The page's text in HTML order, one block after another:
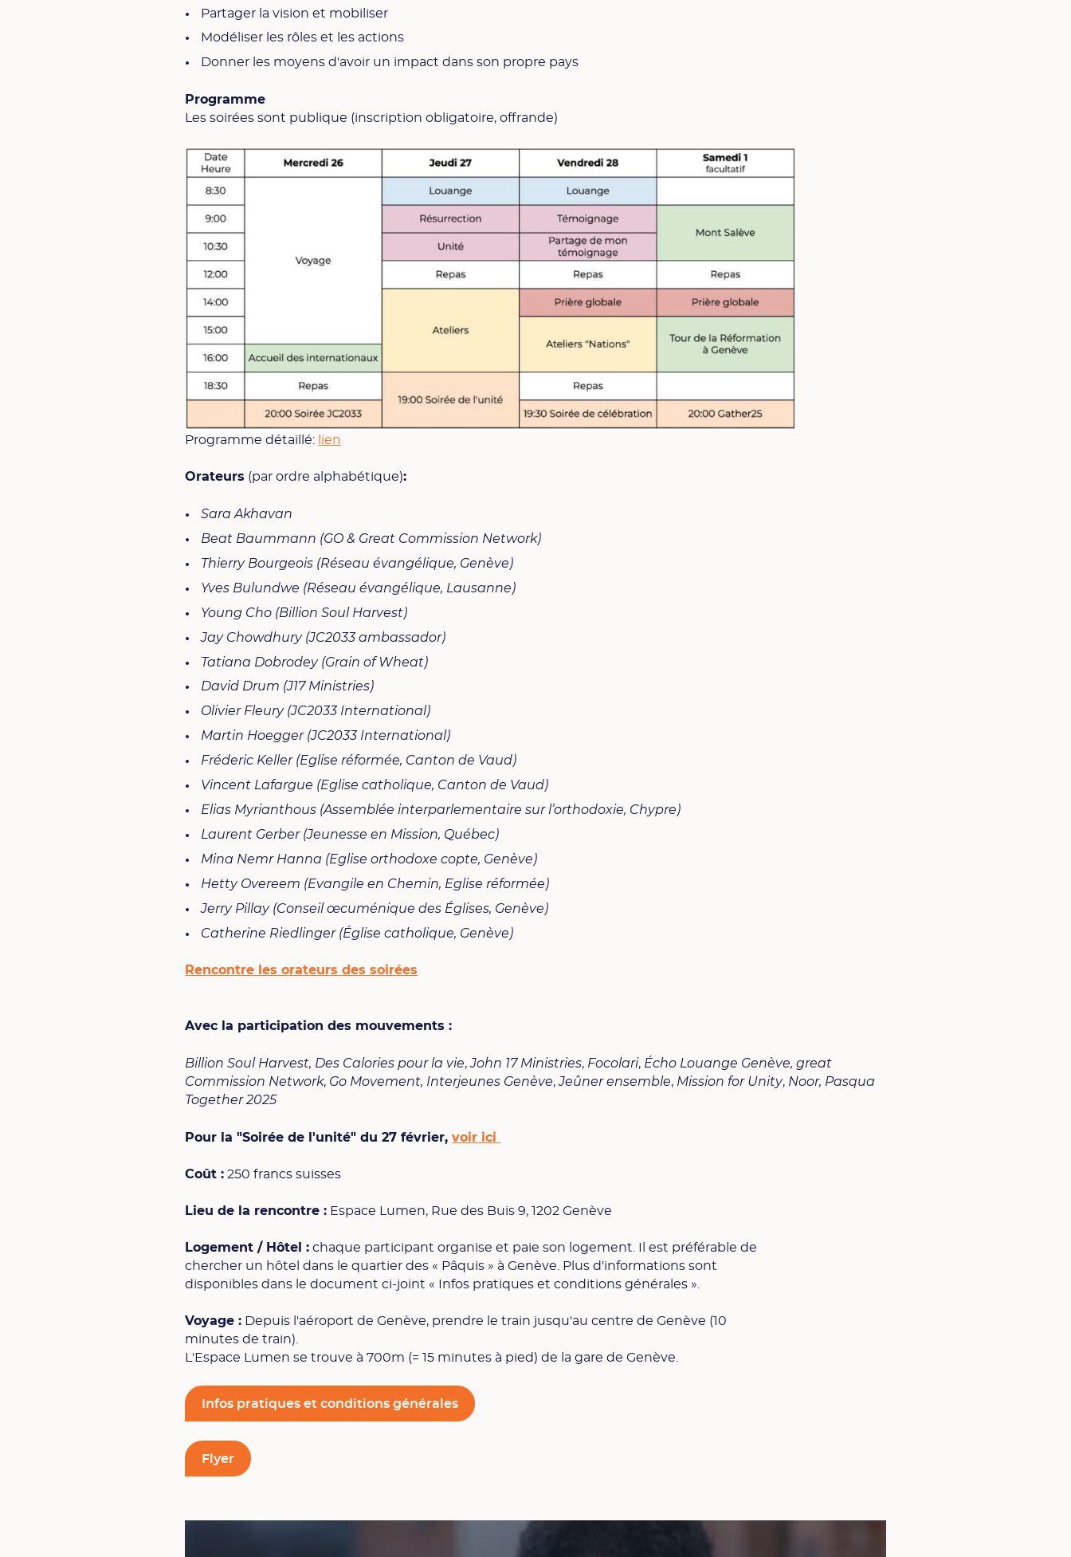
Partager la vision et mobiliser
Modéliser les rôles et les actions
Donner les moyens d'avoir un impact dans son propre pays
Programme
Les soirées sont publique (inscription obligatoire, offrande)
Programme détaillé: lien
Orateurs (par ordre alphabétique):
Sara Akhavan
Beat Baummann (GO & Great Commission Network)
Thierry Bourgeois (Réseau évangélique, Genève)
Yves Bulundwe (Réseau évangélique, Lausanne)
Young Cho (Billion Soul Harvest)
Jay Chowdhury (JC2033 ambassador)
Tatiana Dobrodey (Grain of Wheat)
David Drum (J17 Ministries)
Olivier Fleury (JC2033 International)
Martin Hoegger (JC2033 International)
Fréderic Keller (Eglise réformée, Canton de Vaud)
Vincent Lafargue (Eglise catholique, Canton de Vaud)
Elias Myrianthous (Assemblée interparlementaire sur l’orthodoxie, Chypre)
Laurent Gerber (Jeunesse en Mission, Québec)
Mina Nemr Hanna (Eglise orthodoxe copte, Genève)
Hetty Overeem (Evangile en Chemin, Eglise réformée)
Jerry Pillay (Conseil œcuménique des Églises, Genève)
Catherine Riedlinger (Église catholique, Genève)
Rencontre les orateurs des soirées
Avec la participation des mouvements:
Billion Soul Harvest, Des Calories pour la vie,John 17 Ministries, Focolari, Écho Louange Genève,great
Commission Network, Go Movement, Interjeunes Genève,Jeûner ensemble, Mission for Unity, Noor, Pasqua
Together 2025
Pour la "Soirée de l'unité" du 27 février,voir ici
Coût : 250 francs suisses
Lieu de la rencontre : Espace Lumen, Rue des Buis 9, 1202 Genève
Logement / Hôtel : chaque participant organise et paie son logement. Il est préférable de
chercher un hôtel dans le quartier des « Pâquis » à Genève. Plus d'informations sont
disponibles dans le document ci-joint « Infos pratiques et conditions générales ».
Voyage : Depuis l'aéroport de Genève, prendre le train jusqu'au centre de Genève (10
minutes de train).
L'Espace Lumen se trouve à 700m (= 15 minutes à pied) de la gare de Genève.
Infos pratiques et conditions générales
Flyer